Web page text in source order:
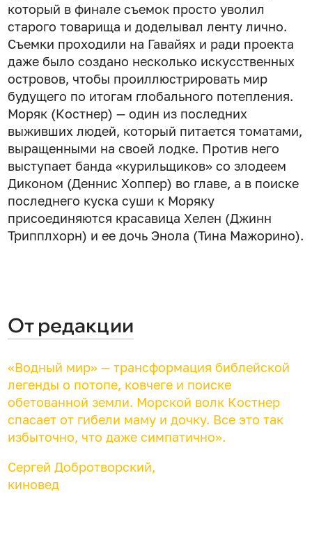
который в финале съемок просто уволил
старого товарища и доделывал ленту лично.
Съемки проходили на Гавайях и ради проекта
даже было создано несколько искусственных
островов, чтобы проиллюстрировать мир
будущего по итогам глобального потепления.
Моряк (Костнер) — один из последних
выживших людей, который питается томатами,
выращенными на своей лодке. Против него
выступает банда «курильщиков» со злодеем
Диконом (Деннис Хоппер) во главе, а в поиске
последнего куска суши к Моряку
присоединяются красавица Хелен (Джинн
Трипплхорн) и ее дочь Энола (Тина Мажорино).
От редакции
«Водный мир» — трансформация библейской
легенды о потопе, ковчеге и поиске
обетованной земли. Морской волк Костнер
спасает от гибели маму и дочку. Все это так
избыточно, что даже симпатично».
Сергей Добротворский,
киновед